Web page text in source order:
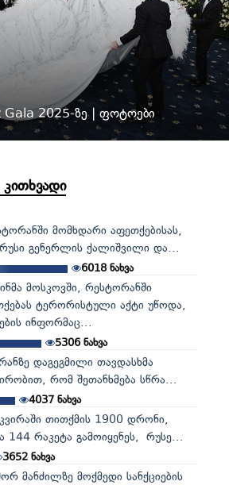
Gala 2025-ზე | ფოტოები
მომხდარი აფეთქებისას,
გენერლის ქალიშვილი და...
6018 ნახვა
მოსკოვში, რესტორანში
ტერორისტული აქტი უწოდა,
ინფორმაც...
5306ნახვა
დაგეგმილი თავდასხმა
რომ შეთანხმება სწრა...
4037ნახვა
თითქმის 1900 დრონი,
144 რაკეტა გამოიყენეს, რუსე...
3652ნახვა
მანძილზე მოქმედი სანქციების